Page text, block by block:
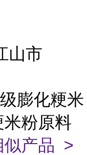
山市
膨化粳米
粉原料
似产品 >